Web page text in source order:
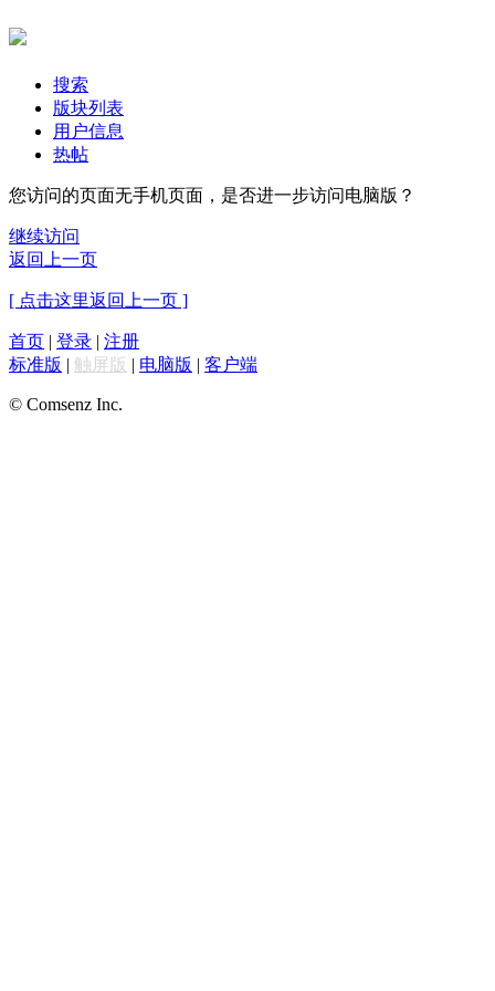
搜索
版块列表
用户信息
热帖
您访问的页面无手机页面，是否进一步访问电脑版？
继续访问
返回上一页
[ 点击这里返回上一页 ]
首页 | 登录 | 注册
标准版 | 触屏版 | 电脑版 | 客户端
© Comsenz Inc.